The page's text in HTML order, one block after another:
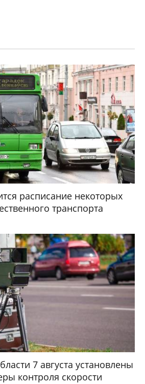
расписание некоторых
транспорта
7 августа установлены
контроля скорости